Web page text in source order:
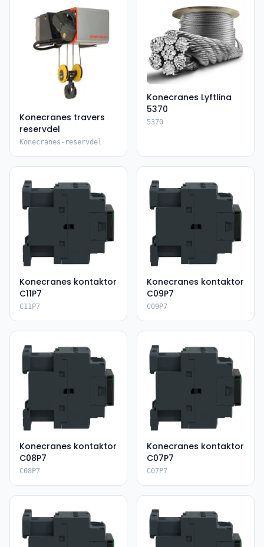
Konecranes travers
reservdel
Konecranes-reservdel
Konecranes Lyftlina
5370
5370
Konecranes kontaktor
C11P7
C11P7
Konecranes kontaktor
C09P7
C09P7
Konecranes kontaktor
C08P7
C08P7
Konecranes kontaktor
C07P7
C07P7